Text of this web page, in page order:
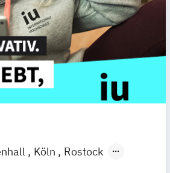
Köln
Rostock